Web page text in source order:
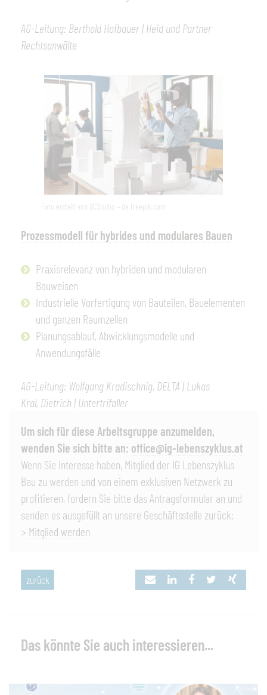
AG-Leitung: Berthold Hofbauer | Heid und Partner
Rechtsanwälte
Foto erstellt von DCStudio – de.freepik.com
Prozessmodell für hybrides und modulares Bauen
Praxisrelevanz von hybriden und modularen
Bauweisen
Industrielle Vorfertigung von Bauteilen, Bauelementen
und ganzen Raumzellen
Planungsablauf, Abwicklungsmodelle und
Anwendungsfälle
AG-Leitung: Wolfgang Kradischnig, DELTA | Lukas
Kral, Dietrich | Untertrifaller
Um sich für diese Arbeitsgruppe anzumelden,
wenden Sie sich bitte an: office@ig-lebenszyklus.at
Wenn Sie Interesse haben, Mitglied der IG Lebenszyklus
Bau zu werden und von einem exklusiven Netzwerk zu
profitieren, fordern Sie bitte das Antragsformular an und
senden es ausgefüllt an unsere Geschäftsstelle zurück:
> Mitglied werden
zurück
Das könnte Sie auch interessieren...